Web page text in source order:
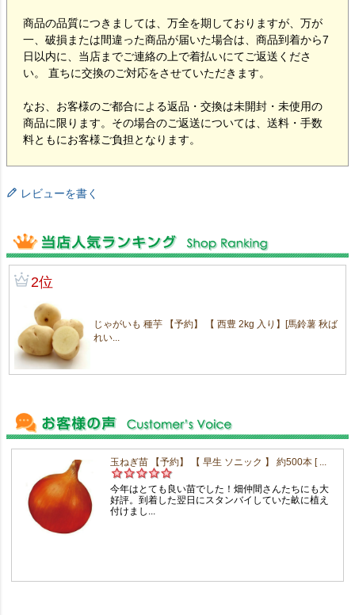
商品の品質につきましては、万全を期しておりますが、万が
一、破損または間違った商品が届いた場合は、商品到着から7
日以内に、当店までご連絡の上で着払いにてご返送くださ
い。 直ちに交換のご対応をさせていただきます。
なお、お客様のご都合による返品・交換は未開封・未使用の
商品に限ります。その場合のご返送については、送料・手数
料ともにお客様ご負担となります。
レビューを書く